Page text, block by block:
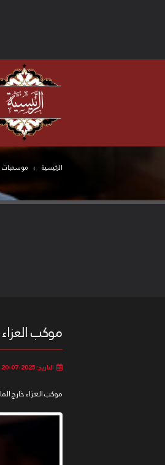
الرئيسية موسميات
موكب العزاء
التاريخ: 2025-07-20
موكب العزاء خارج الماتم ليلة